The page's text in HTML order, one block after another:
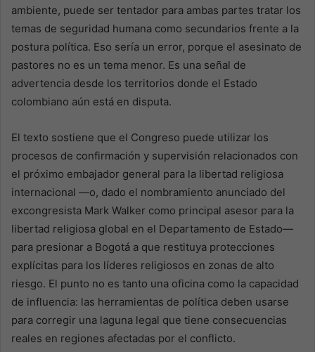
ambiente, puede ser tentador para ambas partes tratar los
temas de seguridad humana como secundarios frente a la
postura política. Eso sería un error, porque el asesinato de
pastores no es un tema menor. Es una señal de
advertencia desde los territorios donde el Estado
colombiano aún está en disputa.
El texto sostiene que el Congreso puede utilizar los
procesos de confirmación y supervisión relacionados con
el próximo embajador general para la libertad religiosa
internacional —o, dado el nombramiento anunciado del
excongresista Mark Walker como principal asesor para la
libertad religiosa global en el Departamento de Estado—
para presionar a Bogotá a que restituya protecciones
explícitas para los líderes religiosos en zonas de alto
riesgo. El punto no es tanto una oficina como la capacidad
de influencia: las herramientas de política deben usarse
para corregir una laguna legal que tiene consecuencias
reales en regiones afectadas por el conflicto.